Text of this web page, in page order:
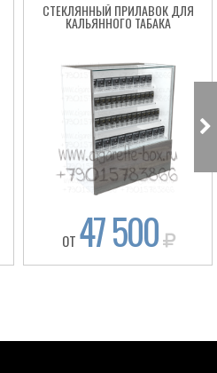
СТЕКЛЯННЫЙ ПРИЛАВОК ДЛЯ
КАЛЬЯННОГО ТАБАКА
ОТ 47 500